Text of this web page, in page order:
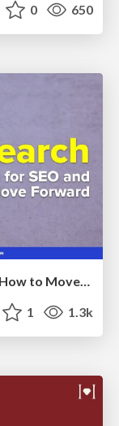
0 650
AI Search: Implications for SEO and How to Move Forward - #ShenzhenSEOConference
1 1.3k